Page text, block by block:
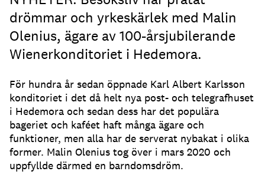
drömmar och yrkeskärlek med Malin
Olenius, ägare av 100-årsjubilerande
Wienerkonditoriet i Hedemora.
För hundra år sedan öppnade Karl Albert Karlsson
konditoriet i det då helt nya post- och telegrafhuset
i Hedemora och sedan dess har det populära
bageriet och kaféet haft många ägare och
funktioner, men alla har de serverat nybakat i olika
former. Malin Olenius tog över i mars 2020 och
uppfyllde därmed en barndomsdröm.